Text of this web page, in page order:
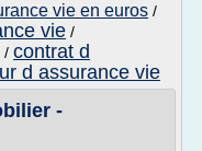
vie en euros /
vie /
/ contrat d
d assurance vie
-